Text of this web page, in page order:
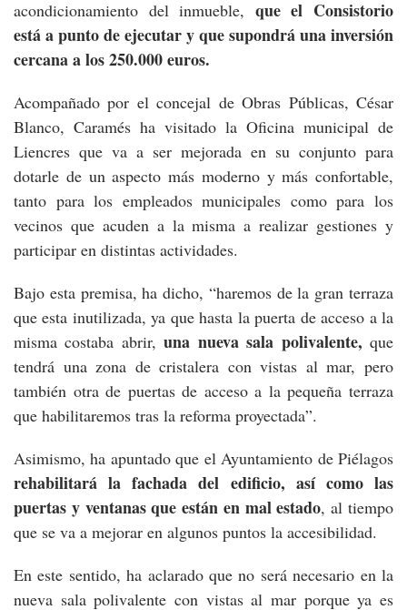
acondicionamiento del inmueble, que el Consistorio
está a punto de ejecutar y que supondrá una inversión
cercana a los 250.000 euros.
Acompañado por el concejal de Obras Públicas, César
Blanco, Caramés ha visitado la Oficina municipal de
Liencres que va a ser mejorada en su conjunto para
dotarle de un aspecto más moderno y más confortable,
tanto para los empleados municipales como para los
vecinos que acuden a la misma a realizar gestiones y
participar en distintas actividades.
Bajo esta premisa, ha dicho, “haremos de la gran terraza
que esta inutilizada, ya que hasta la puerta de acceso a la
misma costaba abrir,una nueva sala polivalente, que
tendrá una zona de cristalera con vistas al mar, pero
también otra de puertas de acceso a la pequeña terraza
que habilitaremos tras la reforma proyectada”.
Asimismo, ha apuntado que el Ayuntamiento de Piélagos
rehabilitará la fachada del edificio, así como las
puertas y ventanas que están en mal estado, al tiempo
que se va a mejorar en algunos puntos la accesibilidad.
En este sentido, ha aclarado que no será necesario en la
nueva sala polivalente con vistas al mar porque ya es